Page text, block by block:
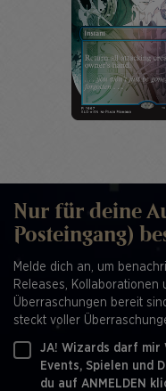
Nur für deine
Posteingang)
Melde dich an, um
Releases,
Überraschungen bereit
steckt voller
JA! Wizards darf mir
Events, Spielen und
du auf ANMELDEN